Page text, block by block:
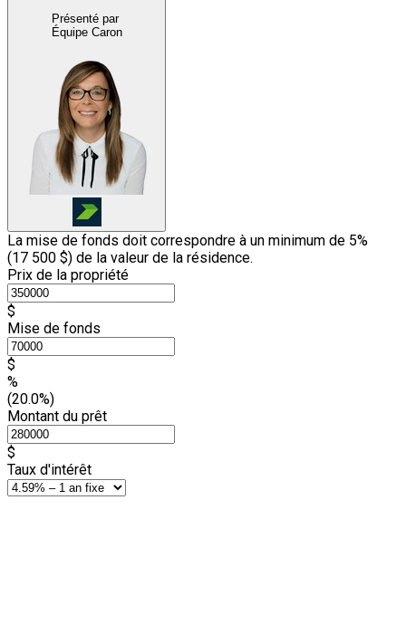
Présenté par
Équipe Caron
La mise de fonds doit correspondre à un minimum de 5%
(17 500 $) de la valeur de la résidence.
Prix de la propriété
$
Mise de fonds
$
%
(20.0%)
Montant du prêt
$
Taux d'intérêt